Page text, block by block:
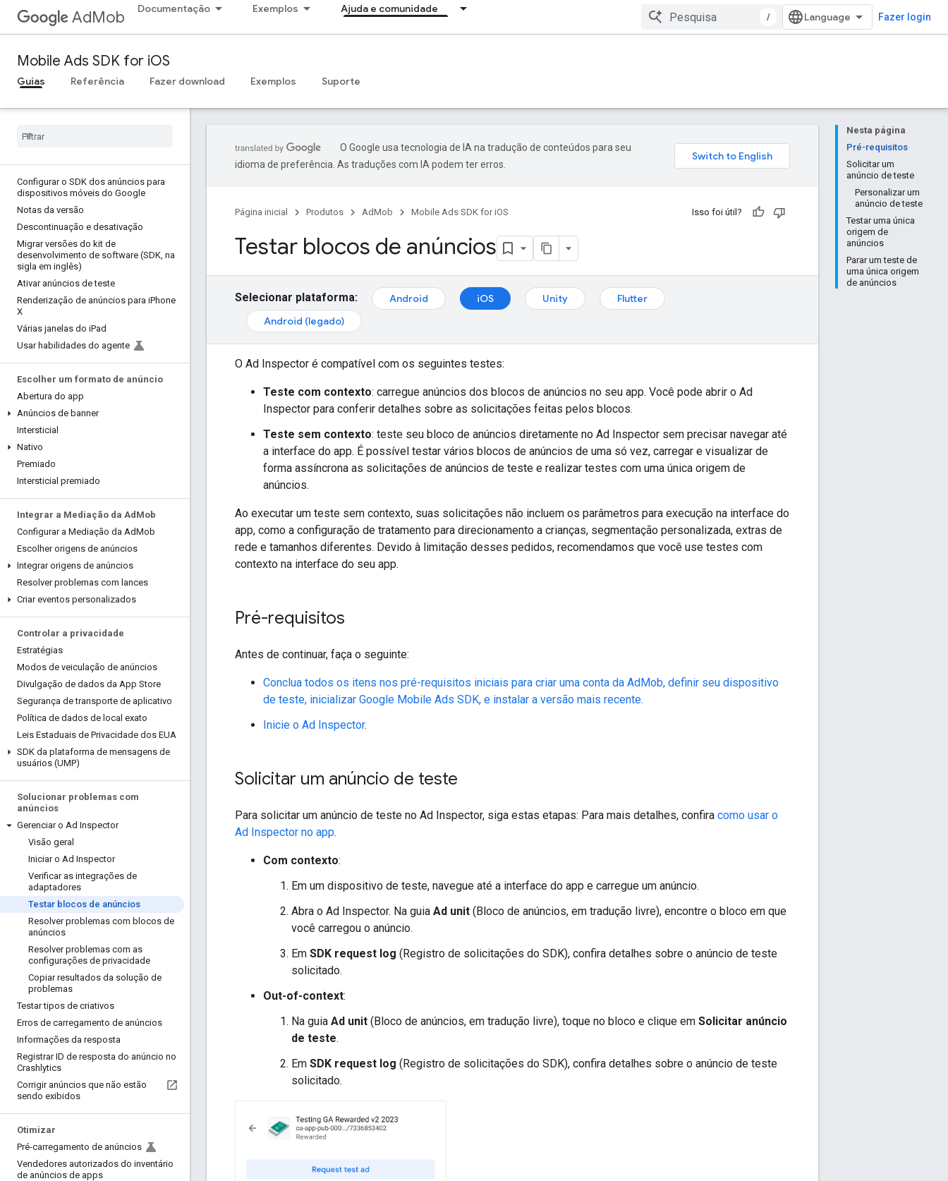
AdMob Documentação Exemplos Ajuda e comunidade
/ Fazer login
Mobile Ads SDK for iOS
Guias Referência Fazer download Exemplos Suporte
Configurar o SDK dos anúncios para
dispositivos móveis do Google
Notas da versão
Descontinuação e desativação
Migrar versões do kit de
desenvolvimento de software (SDK, na
sigla em inglês)
Ativar anúncios de teste
Renderização de anúncios para iPhone
X
Várias janelas do iPad
Usar habilidades do agente
Escolher um formato de anúncio
Abertura do app
Anúncios de banner
Intersticial
Nativo
Premiado
Intersticial premiado
Integrar a Mediação da Ad Mob
Configurar a Mediação da AdMob
Escolher origens de anúncios
Integrar origens de anúncios
Resolver problemas com lances
Criar eventos personalizados
Controlar a privacidade
Estratégias
Modos de veiculação de anúncios
Divulgação de dados da App Store
Segurança de transporte de aplicativo
Política de dados de local exato
Leis Estaduais de Privacidade dos EUA
SDK da plataforma de mensagens de
usuários (UMP)
Solucionar problemas com
anúncios
Gerenciar o Ad Inspector
Visão geral
Iniciar o Ad Inspector
Verificar as integrações de
adaptadores
Testar blocos de anúncios
Resolver problemas com blocos de
anúncios
Resolver problemas com as
configurações de privacidade
Copiar resultados da solução de
problemas
Testar tipos de criativos
Erros de carregamento de anúncios
Informações da resposta
Registrar ID de resposta do anúncio no
Crashlytics
Corrigir anúncios que não estão
sendo exibidos
Otimizar
Pré-carregamento de anúncios
Vendedores autorizados do inventário
de anúncios de apps
Nesta página
Pré-requisitos
Solicitar um
anúncio de teste
Personalizar um
anúncio de teste
Testar uma única
origem de
anúncios
Parar um teste de
uma única origem
de anúncios
O Google usa tecnologia de IA na tradução de conteúdos para seu
idioma de preferência. As traduções com IA podem ter erros.
Página inicial Produtos AdMob Mobile Ads SDK for iOS Isso foi útil?
Testar blocos de anúncios
Selecionar plataforma: Android iOS Unity
Flutter
Android (legado)
O Ad Inspector é compatível com os seguintes testes:
Teste com contexto: carregue anúncios dos blocos de anúncios no seu app. Você pode abrir o Ad
Inspector para conferir detalhes sobre as solicitações feitas pelos blocos.
Teste sem contexto: teste seu bloco de anúncios diretamente no Ad Inspector sem precisar navegar até
a interface do app. É possível testar vários blocos de anúncios de uma só vez, carregar e visualizar de
forma assíncrona as solicitações de anúncios de teste e realizar testes com uma única origem de
anúncios.
Ao executar um teste sem contexto, suas solicitações não incluem os parâmetros para execução na interface do
app, como a configuração de tratamento para direcionamento a crianças, segmentação personalizada, extras de
rede e tamanhos diferentes. Devido à limitação desses pedidos, recomendamos que você use testes com
contexto na interface do seu app.
Pré-requisitos
Antes de continuar, faça o seguinte:
Conclua todos os itens nos pré-requisitos iniciais para criar uma conta da AdMob, definir seu dispositivo
de teste, inicializar Google Mobile Ads SDK, e instalar a versão mais recente.
Inicie o Ad Inspector.
Solicitar um anúncio de teste
Para solicitar um anúncio de teste no Ad Inspector, siga estas etapas: Para mais detalhes, confira como usar o
Ad Inspector no app.
Com contexto:
Em um dispositivo de teste, navegue até a interface do app e carregue um anúncio.
Abra o Ad Inspector. Na guia Ad unit (Bloco de anúncios, em tradução livre), encontre o bloco em que
você carregou o anúncio.
Em SDK request log (Registro de solicitações do SDK), confira detalhes sobre o anúncio de teste
solicitado.
Out-of-context:
Na guia Ad unit (Bloco de anúncios, em tradução livre), toque no bloco e clique em Solicitar anúncio
de teste.
Em SDK request log (Registro de solicitações do SDK), confira detalhes sobre o anúncio de teste
solicitado.